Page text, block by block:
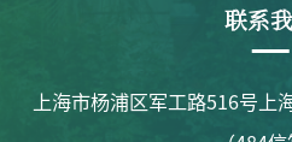
联系
上海市杨浦区军工路516号上